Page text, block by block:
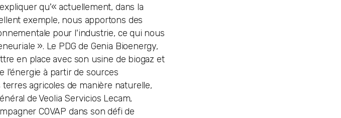
qu'« actuellement, dans la
exemple, nous apportons des
pour l'industrie, ce qui nous
». Le PDG de Genia Bioenergy,
en place avec son usine de biogaz et
l'énergie à partir de sources
agricoles de manière naturelle,
de Veolia Servicios Lecam,
COVAP dans son défi de